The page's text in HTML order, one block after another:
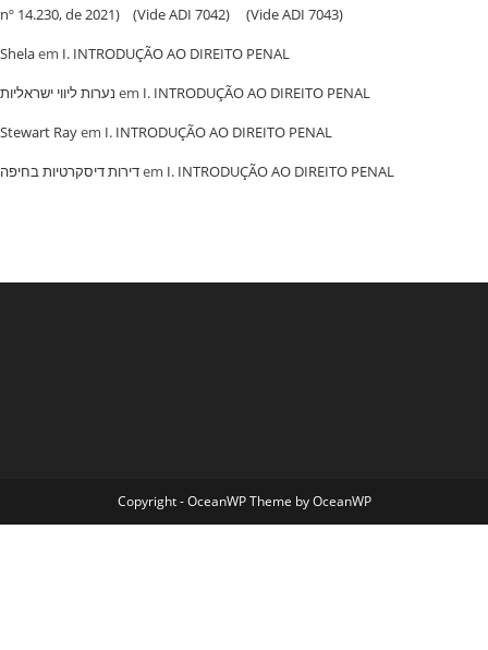
nº 14.230, de 2021) (Vide ADI 7042) (Vide ADI 7043)
Shelaem I. INTRODUÇÃO AO DIREITO PENAL
נערות ליווי ישראליות em I. INTRODUÇÃO AO DIREITO PENAL
Stewart Rayem I. INTRODUÇÃO AO DIREITO PENAL
‏דירות דיסקרטיות בחיפהem I. INTRODUÇÃO AO DIREITO PENAL
Copyright - OceanWP Theme by OceanWP